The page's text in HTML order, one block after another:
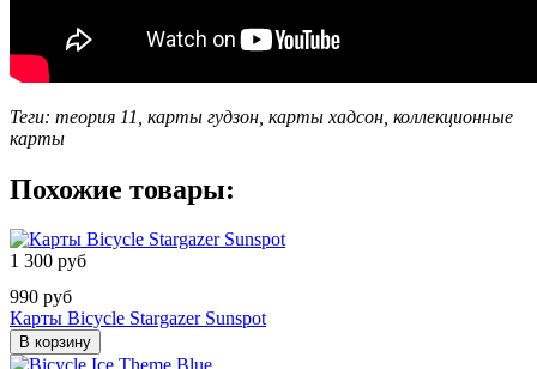
Теги: теория 11, карты гудзон, карты хадсон, коллекционные
карты
Похожие товары:
1 300 руб
990 руб
Карты Bicycle Stargazer Sunspot
В корзину